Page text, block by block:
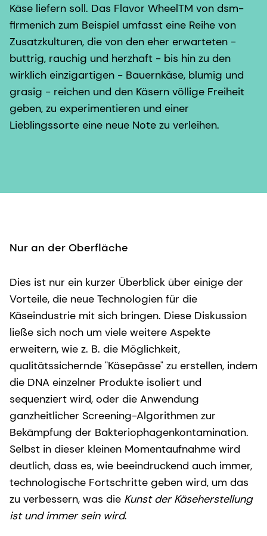
Käse liefern soll. Das Flavor WheelTM von dsm-
firmenich zum Beispiel umfasst eine Reihe von
Zusatzkulturen, die von den eher erwarteten -
buttrig, rauchig und herzhaft - bis hin zu den
wirklich einzigartigen - Bauernkäse, blumig und
grasig - reichen und den Käsern völlige Freiheit
geben, zu experimentieren und einer
Lieblingssorte eine neue Note zu verleihen.
Nur an der Oberfläche
Dies ist nur ein kurzer Überblick über einige der
Vorteile, die neue Technologien für die
Käseindustrie mit sich bringen. Diese Diskussion
ließe sich noch um viele weitere Aspekte
erweitern, wie z. B. die Möglichkeit,
qualitätssichernde "Käsepässe" zu erstellen, indem
die DNA einzelner Produkte isoliert und
sequenziert wird, oder die Anwendung
ganzheitlicher Screening-Algorithmen zur
Bekämpfung der Bakteriophagenkontamination.
Selbst in dieser kleinen Momentaufnahme wird
deutlich, dass es, wie beeindruckend auch immer,
technologische Fortschritte geben wird, um das
zu verbessern, was die Kunst der Käseherstellung
ist und immer sein wird.